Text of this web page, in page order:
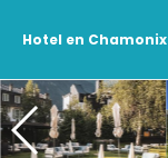
Hotel en Chamonix